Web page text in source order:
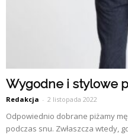
Wygodne i stylowe
Redakcja - 2 listopada 2022
Odpowiednio dobrane piżamy
podczas snu. Zwłaszcza wtedy,